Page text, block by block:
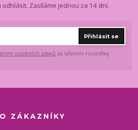
odhlásit. Zasíláme jednou za 14 dní.
Přihlásit se
osobních údajů za účelem rozesílky
ZÁKAZNÍKY